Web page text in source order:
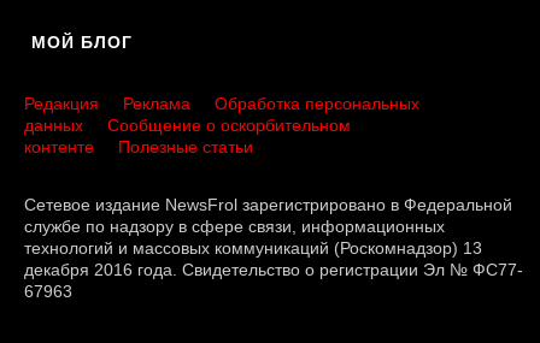
МОЙ БЛОГ
Редакция Реклама
Обработка персональных
данных
Сообщение о оскорбительном
контенте
Полезные статьи
Сетевое издание NewsFrol зарегистрировано в Федеральной
службе по надзору в сфере связи, информационных
технологий и массовых коммуникаций (Роскомнадзор) 13
декабря 2016 года. Свидетельство о регистрации Эл № ФС77-
67963